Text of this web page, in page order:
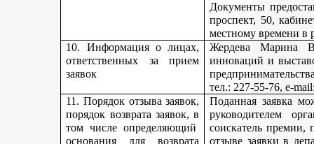
Документы
проспект, 50,
местному времени в
10. Информация о лицах,
ответственных за прием
заявок
Жердева Марина
инноваций и
тел.: 227-55-76, e-
11. Порядок отзыва заявок,
порядок возврата заявок, в
том числе определяющий
основания для возврата
Поданная заявка
руководителем
соискатель премии,
отзыве заявки в